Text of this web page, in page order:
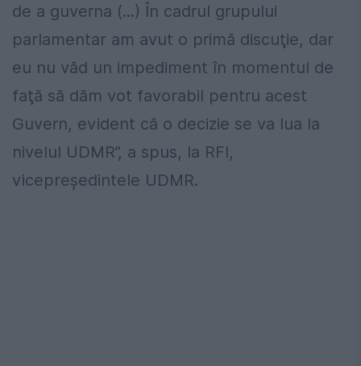
de a guverna (...) În cadrul grupului
parlamentar am avut o primă discuţie, dar
eu nu văd un impediment în momentul de
faţă să dăm vot favorabil pentru acest
Guvern, evident că o decizie se va lua la
nivelul UDMR”, a spus, la RFI,
vicepreşedintele UDMR.